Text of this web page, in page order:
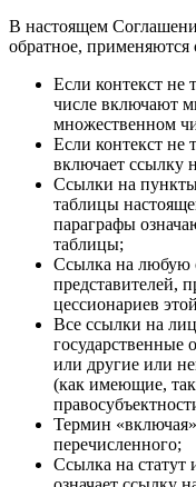
В настоящем
обратное,
Если контекст не
числе включают
множественном
Если контекст не
включает ссылку
Ссылки на
таблицы
параграфы
таблицы;
Ссылка на любую
представителей,
цессионариев
Все ссылки на
государственные
или другие или
(как имеющие,
Термин
перечисленного;
Ссылка на статут